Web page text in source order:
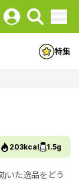
特集
203kcal 1.5g
いた逸品をどう